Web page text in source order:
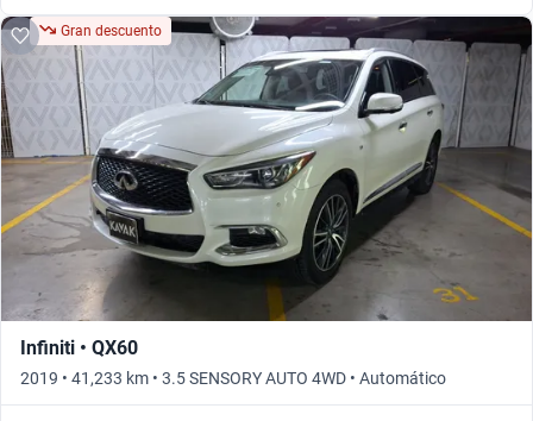
Gran descuento
Infiniti • QX60
2019 • 41,233 km • 3.5 SENSORY AUTO 4WD • Automático